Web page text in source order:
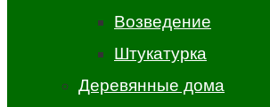
Возведение
Штукатурка
Деревянные дома